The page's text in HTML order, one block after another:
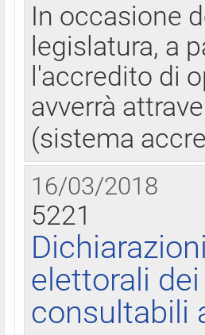
In occasione
legislatura, a
l'accredito di
avverrà
(sistema
16/03/2018
5221
elettorali
consultabili